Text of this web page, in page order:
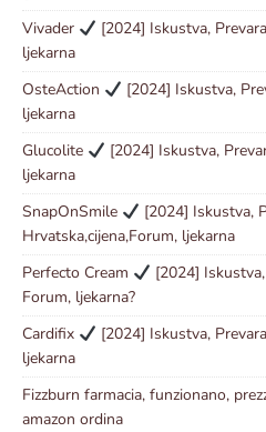
Vivader
[2024] Iskustva,
ljekarna
OsteAction
[2024] Iskustva,
ljekarna
Glucolite
[2024] Iskustva,
ljekarna
SnapOnSmile
[2024] Iskustva,
Hrvatska,cijena,Forum, ljekarna
Perfecto Cream
[2024]
Forum, ljekarna?
Cardifix
[2024] Iskustva,
ljekarna
Fizzburn farmacia, funzionano,
amazon ordina